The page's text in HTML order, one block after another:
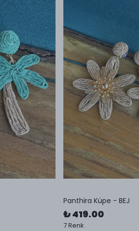
Panthira Küpe - BEJ
₺ 419.00
7 Renk